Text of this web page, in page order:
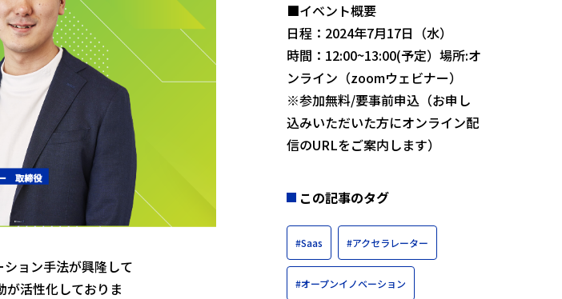
ョン手法が興隆して
が活性化しておりま
■イベント概要
日程：2024年7月17日（水）
時間：12:00~13:00(予定）場所:オ
ンライン（zoomウェビナー）
※参加無料/要事前申込（お申し
込みいただいた方にオンライン配
信のURLをご案内します）
この記事のタグ
#Saas #アクセラレーター
#オープンイノベーション